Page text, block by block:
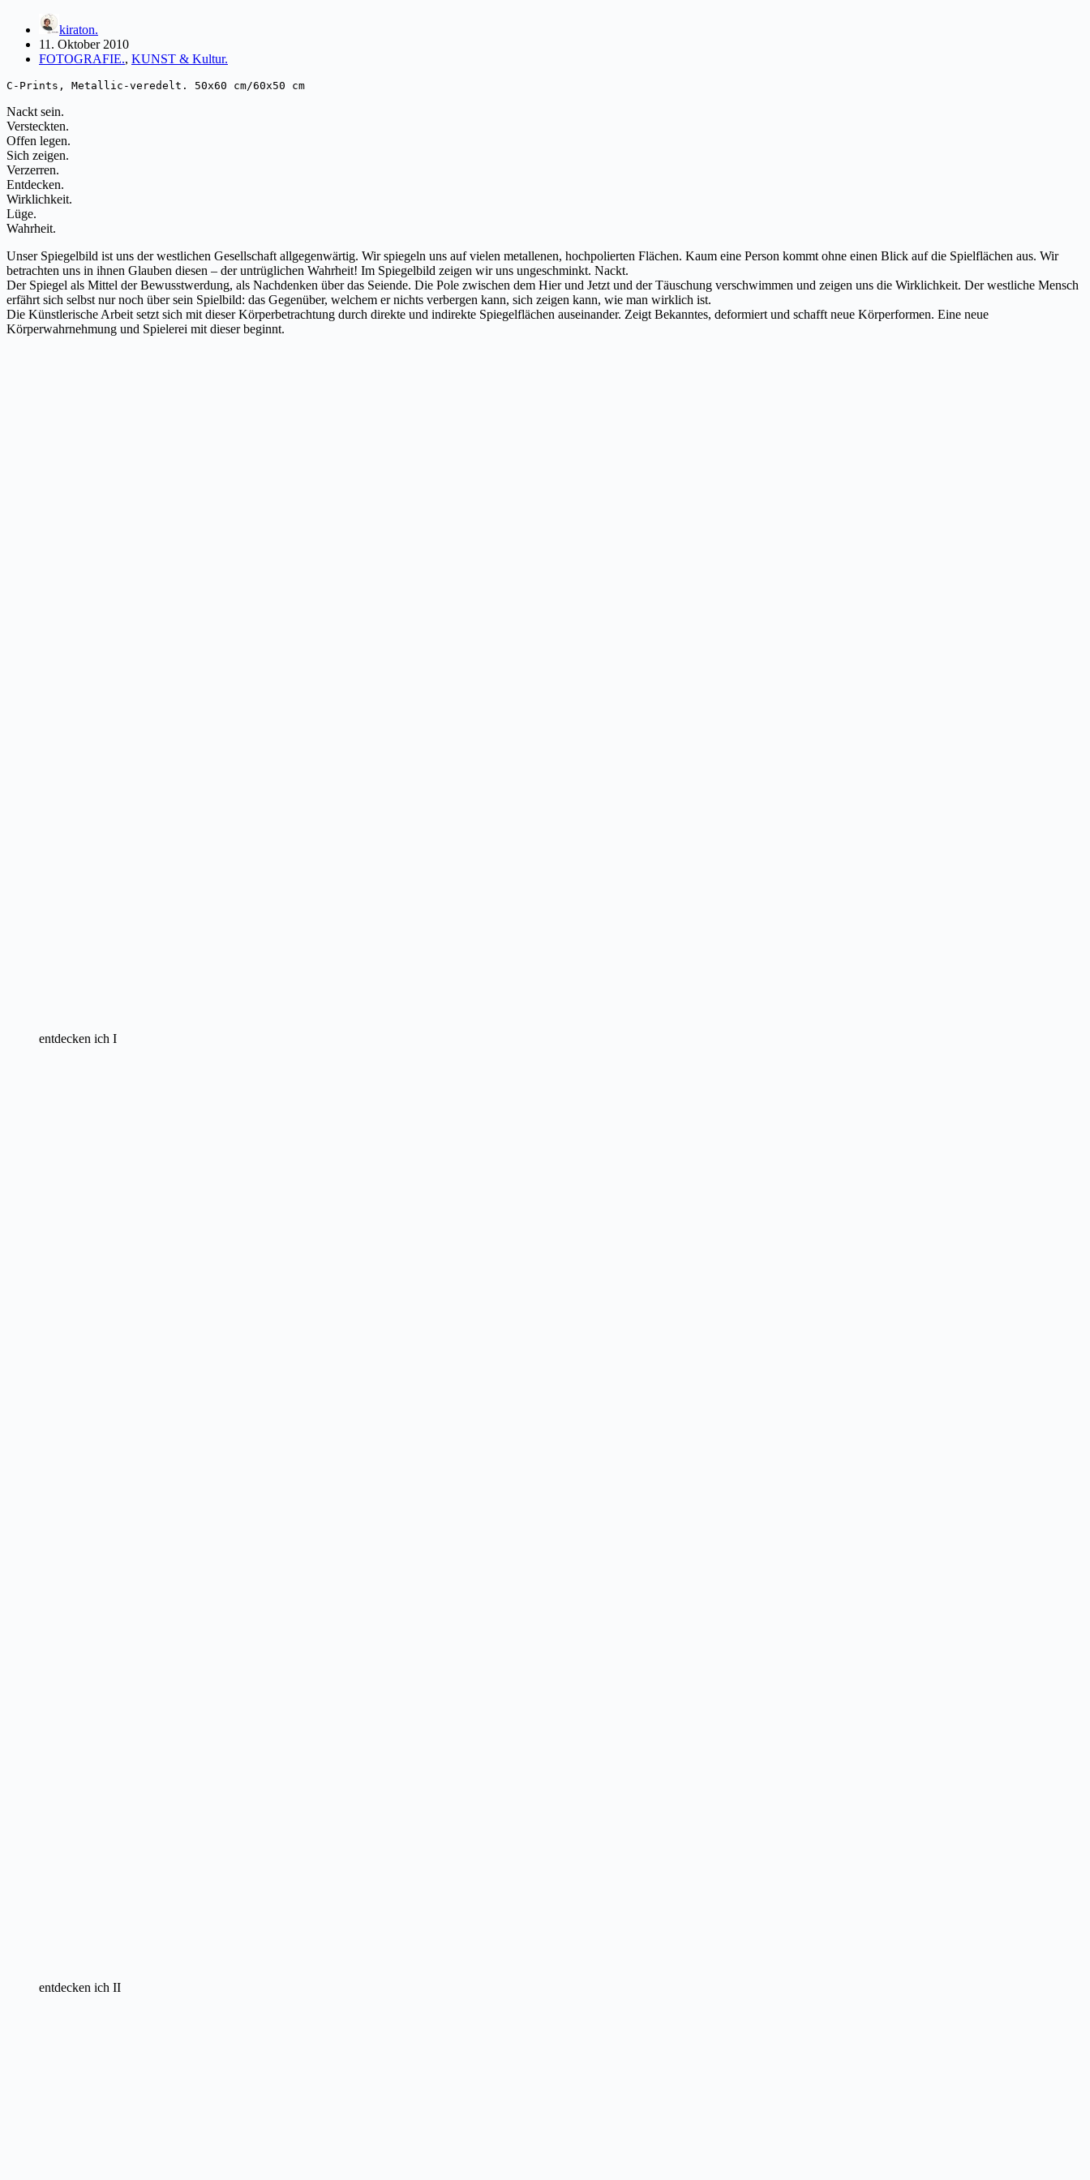
kiraton.
11. Oktober 2010
FOTOGRAFIE., KUNST & Kultur.
C-Prints, Metallic-veredelt. 50x60 cm/60x50 cm
Nackt sein.
Versteckten.
Offen legen.
Sich zeigen.
Verzerren.
Entdecken.
Wirklichkeit.
Lüge.
Wahrheit.
Unser Spiegelbild ist uns der westlichen Gesellschaft allgegenwärtig. Wir spiegeln uns auf vielen metallenen, hochpolierten Flächen. Kaum eine Person kommt ohne einen Blick auf die Spielflächen aus. Wir
betrachten uns in ihnen Glauben diesen – der untrüglichen Wahrheit! Im Spiegelbild zeigen wir uns ungeschminkt. Nackt.
Der Spiegel als Mittel der Bewusstwerdung, als Nachdenken über das Seiende. Die Pole zwischen dem Hier und Jetzt und der Täuschung verschwimmen und zeigen uns die Wirklichkeit. Der westliche Mensch
erfährt sich selbst nur noch über sein Spielbild: das Gegenüber, welchem er nichts verbergen kann, sich zeigen kann, wie man wirklich ist.
Die Künstlerische Arbeit setzt sich mit dieser Körperbetrachtung durch direkte und indirekte Spiegelflächen auseinander. Zeigt Bekanntes, deformiert und schafft neue Körperformen. Eine neue
Körperwahrnehmung und Spielerei mit dieser beginnt.
entdecken ich I
entdecken ich II